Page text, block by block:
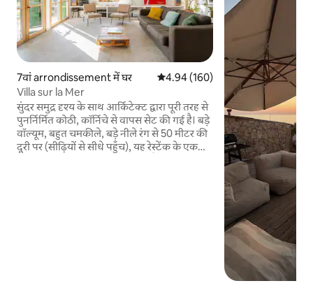
7वां arrondissement में घर औसत रेटिंग 5 में से 4.94, 160 समीक्षाएँ
4.94 (160)
Villa sur la Mer
सुंदर समुद्र दृश्य के साथ आर्किटेक्ट द्वारा पूरी तरह से
पुनर्निर्मित कोठी, कॉर्निचे से वापस सेट की गई है। बड़े
वॉल्यूम, बहुत चमकीले, बड़े नीले रंग से 50 मीटर की
दूरी पर (सीढ़ियों से सीधे पहुँच), यह रेस्टेंक के एक